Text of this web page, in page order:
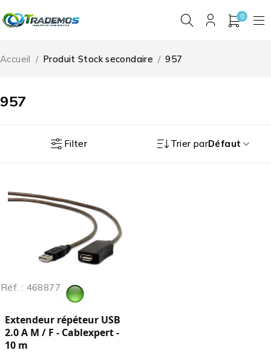
0
957
Accueil / Produit Stock secondaire / 957
Filter Trier parDéfaut
Réf. : 468877
Extendeur répéteur USB
2.0 A M / F - Cablexpert -
10 m